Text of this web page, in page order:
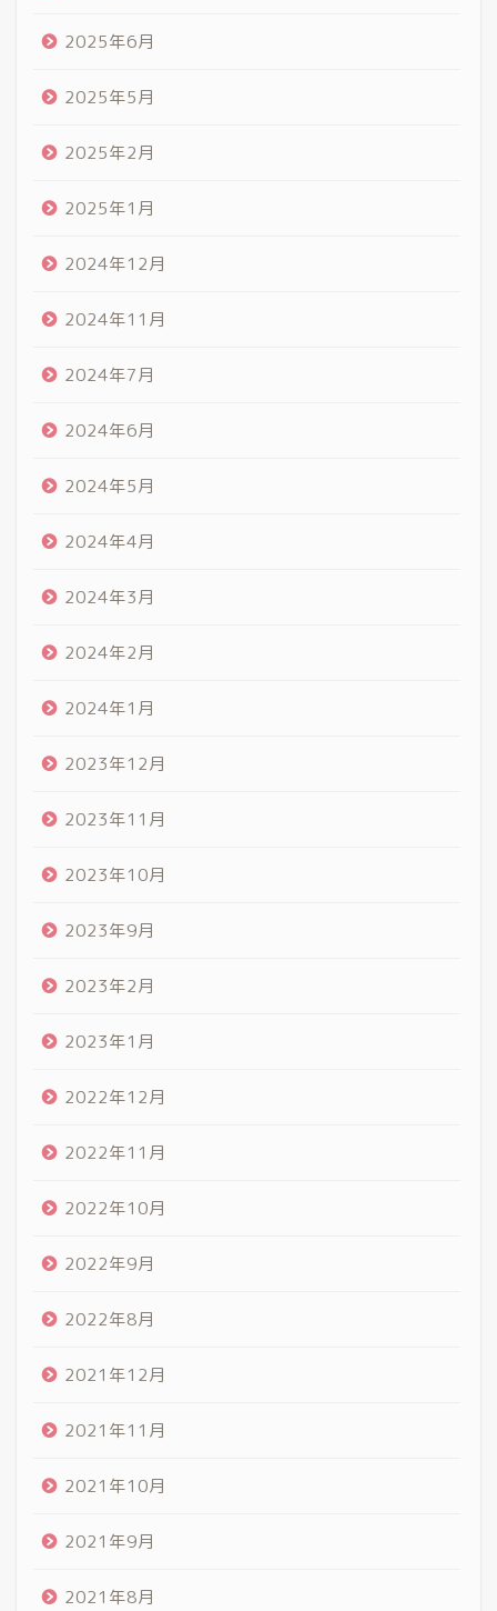
2025年6月
2025年5月
2025年2月
2025年1月
2024年12月
2024年11月
2024年7月
2024年6月
2024年5月
2024年4月
2024年3月
2024年2月
2024年1月
2023年12月
2023年11月
2023年10月
2023年9月
2023年2月
2023年1月
2022年12月
2022年11月
2022年10月
2022年9月
2022年8月
2021年12月
2021年11月
2021年10月
2021年9月
2021年8月